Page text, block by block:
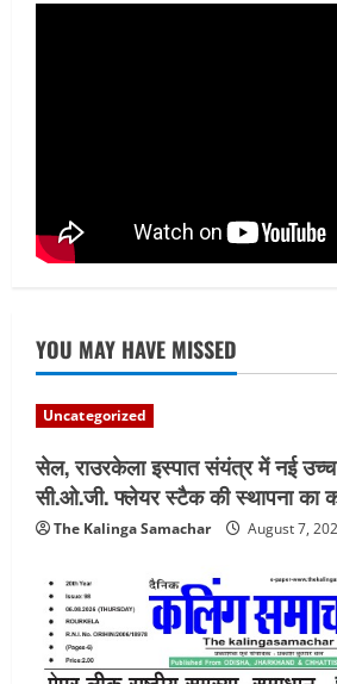
YOU MAY HAVE MISSED
Uncategorized
सेल, राउरकेला इस्पात संयंत्र में नई उच्च
सी.ओ.जी. फ्लेयर स्टैक की स्थापना का
The Kalinga Samachar August 7,